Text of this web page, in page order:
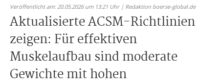
Veröffentlicht am: 20.05.2026 um 13:21 Uhr | Redaktion boerse-global.de
Aktualisierte ACSM-Richtlinien
zeigen: Für effektiven
Muskelaufbau sind moderate
Gewichte mit hohen